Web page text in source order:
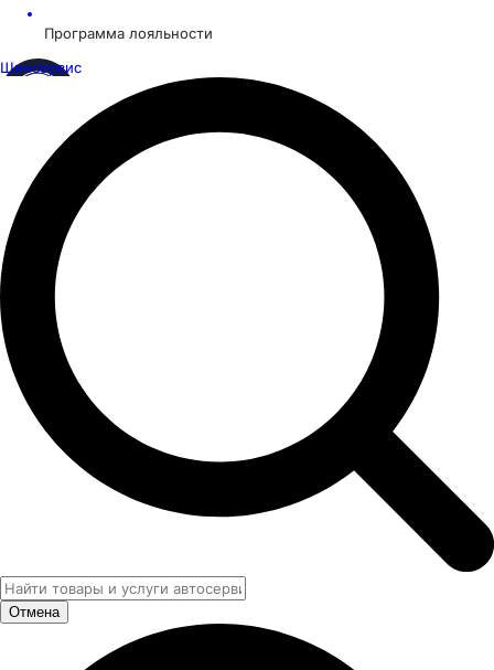
Программа лояльности
Шинсервис
Отмена